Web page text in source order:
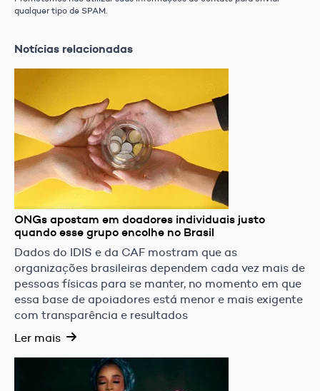
qualquer tipo de SPAM.
Notícias relacionadas
ONGs apostam em doadores individuais justo
quando esse grupo encolhe no Brasil
Dados do IDIS e da CAF mostram que as
organizações brasileiras dependem cada vez mais de
pessoas físicas para se manter, no momento em que
essa base de apoiadores está menor e mais exigente
com transparência e resultados
Ler mais